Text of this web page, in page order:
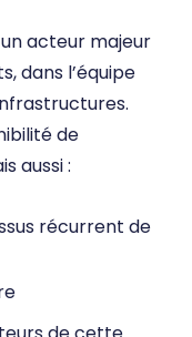
acteur majeur
dans l’équipe
de
aussi :
récurrent de